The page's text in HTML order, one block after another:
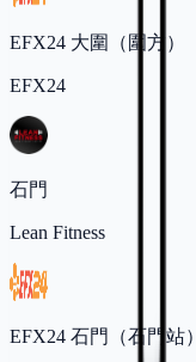
EFX24 大圍（圍方）
EFX24
石門
Lean Fitness
EFX24 石門（石門站）